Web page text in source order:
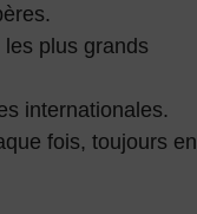
plus grands
internationales.
fois, toujours en